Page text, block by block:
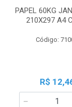
PAPEL 60KG
210X297 A4
Código:
R$